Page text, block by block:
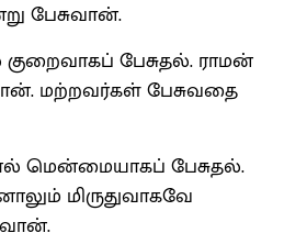
பேசுவான்.
பேசுதல். ராமன்
மற்றவர்கள் பேசுவதை
மென்மையாகப் பேசுதல்.
மிருதுவாகவே